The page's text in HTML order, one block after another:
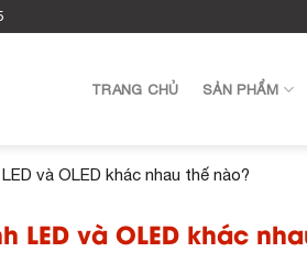
TRANG CHỦ SẢN PHẨM
và OLED khác nhau thế nào?
LED và OLED khác